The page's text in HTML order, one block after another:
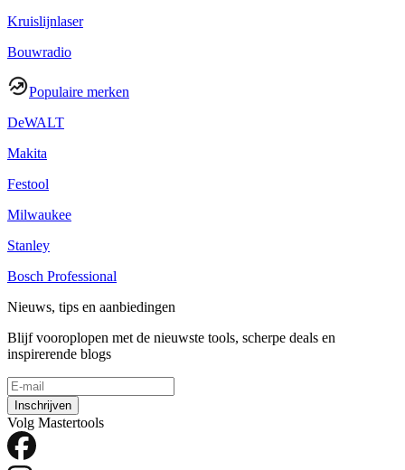
Kruislijnlaser
Bouwradio
Populaire merken
DeWALT
Makita
Festool
Milwaukee
Stanley
Bosch Professional
Nieuws, tips en aanbiedingen
Blijf vooroplopen met de nieuwste tools, scherpe deals en
inspirerende blogs
Inschrijven
Volg Mastertools